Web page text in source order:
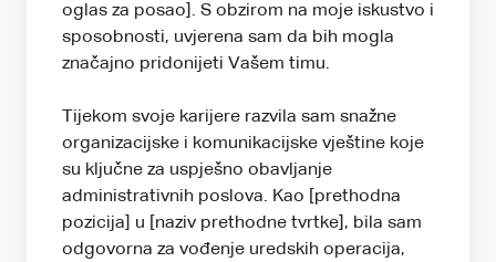
oglas za posao]. S obzirom na moje iskustvo i
sposobnosti, uvjerena sam da bih mogla
značajno pridonijeti Vašem timu.
Tijekom svoje karijere razvila sam snažne
organizacijske i komunikacijske vještine koje
su ključne za uspješno obavljanje
administrativnih poslova. Kao [prethodna
pozicija] u [naziv prethodne tvrtke], bila sam
odgovorna za vođenje uredskih operacija,